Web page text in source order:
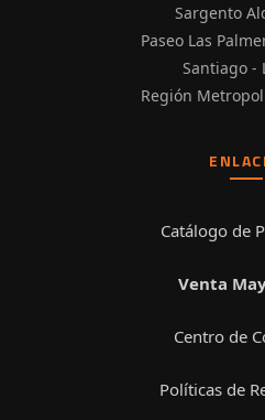
Sargento
Paseo Las
Santiago -
Región
Catálogo de
Venta
Centro de
Políticas de